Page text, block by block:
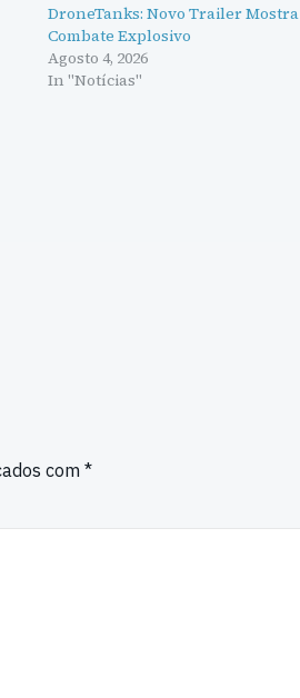
DroneTanks: Novo Trailer Mostra
Combate Explosivo
Agosto 4, 2026
In "Notícias"
com *